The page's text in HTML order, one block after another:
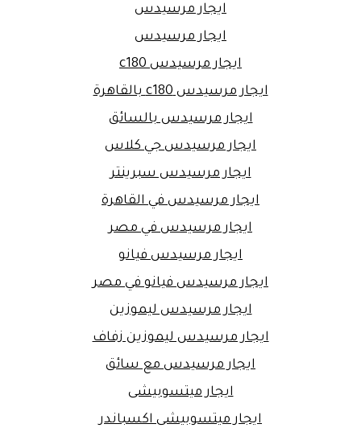
ايجار مرسيدس
ايجار مرسيدس
ايجار مرسيدس c180
ايجار مرسيدس c180 بالقاهرة
ايجار مرسيدس بالسائق
ايجار مرسيدس جي كلاس
ايجار مرسيدس سبرينتر
ايجار مرسيدس في القاهرة
ايجار مرسيدس في مصر
ايجار مرسيدس فيانو
ايجار مرسيدس فيانو في مصر
ايجار مرسيدس ليموزين
ايجار مرسيدس ليموزين زفاف
ايجار مرسيدس مع سائق
ايجار ميتسوبيشى
ايجار ميتسوبيشى اكسباندر